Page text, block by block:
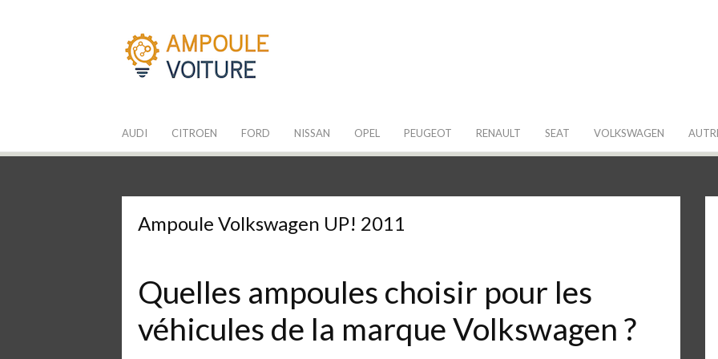
AUDI CITROEN FORD NISSAN OPEL PEUGEOT RENAULT SEAT VOLKSWAGEN
Ampoule Volkswagen UP! 2011
Quelles ampoules choisir pour les
véhicules de la marque Volkswagen ?